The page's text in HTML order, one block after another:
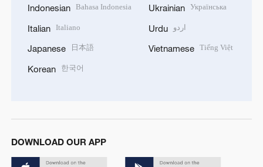
Indonesian Bahasa Indonesia
Italian Italiano
Japanese 日本語
Korean 한국어
Ukrainian Українська
Urdu اردو
Vietnamese Tiếng Việt
DOWNLOAD OUR APP